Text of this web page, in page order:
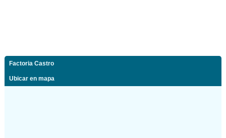
Factoria Castro
Ubicar en mapa